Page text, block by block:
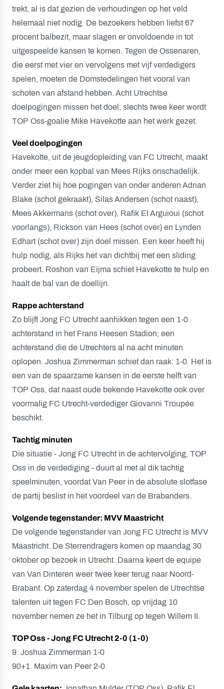
trekt, al is dat gezien de verhoudingen op het veld
helemaal niet nodig. De bezoekers hebben liefst 67
procent balbezit, maar slagen er onvoldoende in tot
uitgespeelde kansen te komen. Tegen de Ossenaren,
die eerst met vier en vervolgens met vijf verdedigers
spelen, moeten de Domstedelingen het vooral van
schoten van afstand hebben. Acht Utrechtse
doelpogingen missen het doel; slechts twee keer wordt
TOP Oss-goalie Mike Havekotte aan het werk gezet.
Veel doelpogingen
Havekotte, uit de jeugdopleiding van FC Utrecht, maakt
onder meer een kopbal van Mees Rijks onschadelijk.
Verder ziet hij hoe pogingen van onder anderen Adrian
Blake (schot gekraakt), Silas Andersen (schot naast),
Mees Akkermans (schot over), Rafik El Arguioui (schot
voorlangs), Rickson van Hees (schot over) en Lynden
Edhart (schot over) zijn doel missen. Een keer heeft hij
hulp nodig, als Rijks het van dichtbij met een sliding
probeert. Roshon van Eijma schiet Havekotte te hulp en
haalt de bal van de doellijn.
Rappe achterstand
Zo blijft Jong FC Utrecht aanhikken tegen een 1-0
achterstand in het Frans Heesen Stadion; een
achterstand die de Utrechters al na acht minuten
oplopen. Joshua Zimmerman schiet dan raak: 1-0. Het is
een van de spaarzame kansen in de eerste helft van
TOP Oss, dat naast oude bekende Havekotte ook over
voormalig FC Utrecht-verdediger Giovanni Troupée
beschikt.
Tachtig minuten
Die situatie - Jong FC Utrecht in de achtervolging, TOP
Oss in de verdediging - duurt al met al dik tachtig
speelminuten, voordat Van Peer in de absolute slotfase
de partij beslist in het voordeel van de Brabanders.
Volgende tegenstander: MVV Maastricht
De volgende tegenstander van Jong FC Utrecht is MVV
Maastricht. De Sterrendragers komen op maandag 30
oktober op bezoek in Utrecht. Daarna keert de equipe
van Van Dinteren weer twee keer terug naar Noord-
Brabant. Op zaterdag 4 november spelen de Utrechtse
talenten uit tegen FC Den Bosch, op vrijdag 10
november nemen ze het in Tilburg op tegen Willem II.
TOP Oss - Jong FC Utrecht 2-0 (1-0)
9. Joshua Zimmerman 1-0
90+1. Maxim van Peer 2-0